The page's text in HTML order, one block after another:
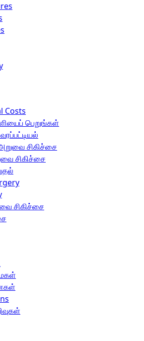
Costs
பெறுங்கள்
சிகிச்சை
சிகிச்சை
சிகிச்சை